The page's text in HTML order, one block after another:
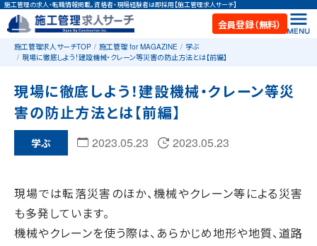
施工管理の求人・転職情報掲載。資格者・現場経験者は即採用【施工管理求人サーチ】
会員登録（無料）
施工管理求人サーチTOP 施工管理 for MAGAZINE
学ぶ
現場に徹底しよう！建設機械・クレーン等災害の防止方法とは【前編】
現場に徹底しよう！建設機械・クレーン等災
害の防止方法とは【前編】
学ぶ 2023.05.23 2023.05.23
現場では転落災害のほか、機械やクレーン等による災害
も多発しています。
機械やクレーンを使う際は、あらかじめ地形や地質、道路